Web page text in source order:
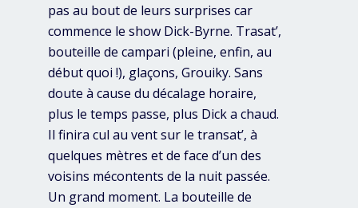
pas au bout de leurs surprises car
commence le show Dick-Byrne. Trasat’,
bouteille de campari (pleine, enfin, au
début quoi !), glaçons, Grouiky. Sans
doute à cause du décalage horaire,
plus le temps passe, plus Dick a chaud.
Il finira cul au vent sur le transat’, à
quelques mètres et de face d’un des
voisins mécontents de la nuit passée.
Un grand moment. La bouteille de